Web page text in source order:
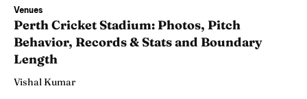
Venues
Perth Cricket Stadium: Photos, Pitch
Behavior, Records & Stats and Boundary
Length
Vishal Kumar